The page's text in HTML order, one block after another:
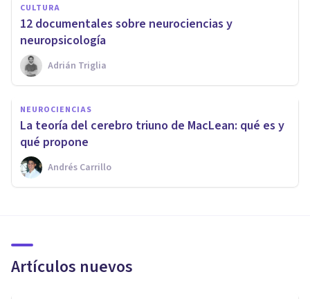
CULTURA
​12 documentales sobre neurociencias y
neuropsicología
Adrián Triglia
NEUROCIENCIAS
La teoría del cerebro triuno de MacLean: qué es y
qué propone
Andrés Carrillo
Artículos nuevos